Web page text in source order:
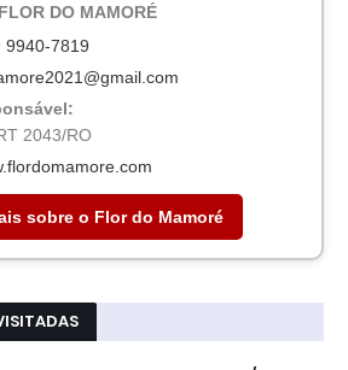
FLOR DO MAMORÉ
9940-7819
2043/RO
sobre o Flor do Mamoré